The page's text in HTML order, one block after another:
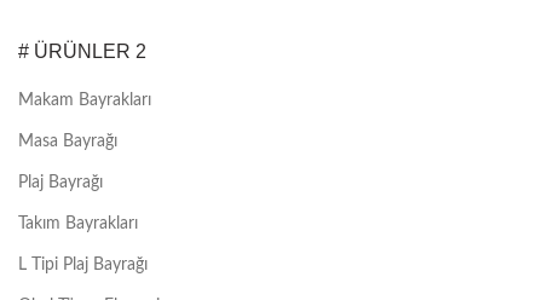
# ÜRÜNLER 2
Makam Bayrakları
Masa Bayrağı
Plaj Bayrağı
Takım Bayrakları
L Tipi Plaj Bayrağı